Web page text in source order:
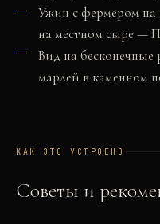
Ужин с фермером на
на местном сыре —
Вид на
марлей в каменном
КАК ЭТО УСТРОЕНО
Советы и